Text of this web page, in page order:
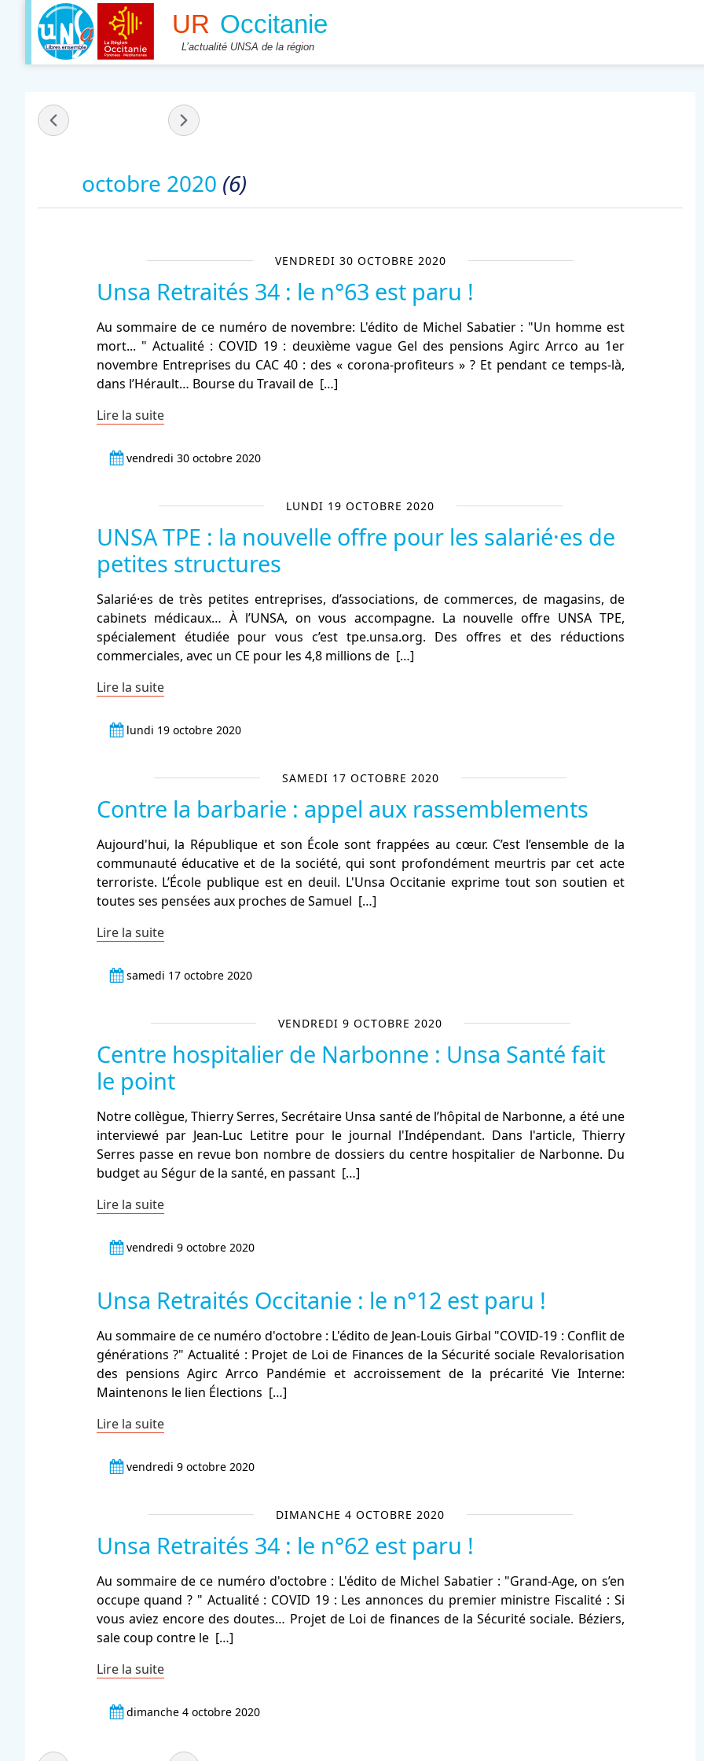
- octobre 2020 -
octobre 2020 (6)
VENDREDI 30 OCTOBRE 2020
Unsa Retraités 34 : le n°63 est paru !
Au sommaire de ce numéro de novembre: L'édito de Michel Sabatier : "Un homme est
mort... " Actualité : COVID 19 : deuxième vague Gel des pensions Agirc Arrco au 1er
novembre Entreprises du CAC 40 : des « corona-profiteurs » ? Et pendant ce temps-là,
dans l’Hérault… Bourse du Travail de […]
Lire la suite
vendredi 30 octobre 2020
LUNDI 19 OCTOBRE 2020
UNSA TPE : la nouvelle offre pour les salarié·es de
petites structures
Salarié·es de très petites entreprises, d’associations, de commerces, de magasins, de
cabinets médicaux… À l’UNSA, on vous accompagne. La nouvelle offre UNSA TPE,
spécialement étudiée pour vous c’est tpe.unsa.org. Des offres et des réductions
commerciales, avec un CE pour les 4,8 millions de […]
Lire la suite
lundi 19 octobre 2020
SAMEDI 17 OCTOBRE 2020
Contre la barbarie : appel aux rassemblements
Aujourd'hui, la République et son École sont frappées au cœur. C’est l’ensemble de la
communauté éducative et de la société, qui sont profondément meurtris par cet acte
terroriste. L’École publique est en deuil. L'Unsa Occitanie exprime tout son soutien et
toutes ses pensées aux proches de Samuel […]
Lire la suite
samedi 17 octobre 2020
VENDREDI 9 OCTOBRE 2020
Centre hospitalier de Narbonne : Unsa Santé fait
le point
Notre collègue, Thierry Serres, Secrétaire Unsa santé de l’hôpital de Narbonne, a été une
interviewé par Jean-Luc Letitre pour le journal l'Indépendant. Dans l'article, Thierry
Serres passe en revue bon nombre de dossiers du centre hospitalier de Narbonne. Du
budget au Ségur de la santé, en passant […]
Lire la suite
vendredi 9 octobre 2020
Unsa Retraités Occitanie : le n°12 est paru !
Au sommaire de ce numéro d'octobre : L'édito de Jean-Louis Girbal "COVID-19 : Conflit de
générations ?" Actualité : Projet de Loi de Finances de la Sécurité sociale Revalorisation
des pensions Agirc Arrco Pandémie et accroissement de la précarité Vie Interne:
Maintenons le lien Élections […]
Lire la suite
vendredi 9 octobre 2020
DIMANCHE 4 OCTOBRE 2020
Unsa Retraités 34 : le n°62 est paru !
Au sommaire de ce numéro d'octobre : L'édito de Michel Sabatier : "Grand-Age, on s’en
occupe quand ? " Actualité : COVID 19 : Les annonces du premier ministre Fiscalité : Si
vous aviez encore des doutes… Projet de Loi de finances de la Sécurité sociale. Béziers,
sale coup contre le […]
Lire la suite
dimanche 4 octobre 2020